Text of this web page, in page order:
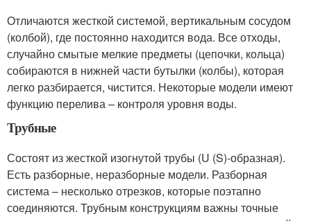
Отличаются жесткой системой, вертикальным сосудом
(колбой), где постоянно находится вода. Все отходы,
случайно смытые мелкие предметы (цепочки, кольца)
собираются в нижней части бутылки (колбы), которая
легко разбирается, чистится. Некоторые модели имеют
функцию перелива – контроля уровня воды.
Трубные
Состоят из жесткой изогнутой трубы (U (S)-образная).
Есть разборные, неразборные модели. Разборная
система – несколько отрезков, которые поэтапно
соединяются. Трубным конструкциям важны точные